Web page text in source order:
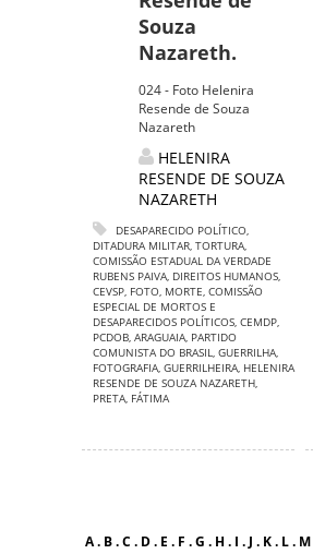
Souza
Nazareth.
024 - Foto Helenira
Resende de Souza
Nazareth
HELENIRA
RESENDE DE SOUZA
NAZARETH
DESAPARECIDO POLÍTICO,
DITADURA MILITAR, TORTURA,
COMISSÃO ESTADUAL DA VERDADE
RUBENS PAIVA, DIREITOS HUMANOS,
CEVSP, FOTO, MORTE, COMISSÃO
ESPECIAL DE MORTOS E
DESAPARECIDOS POLÍTICOS, CEMDP,
PCDOB, ARAGUAIA, PARTIDO
COMUNISTA DO BRASIL, GUERRILHA,
FOTOGRAFIA, GUERRILHEIRA, HELENIRA
RESENDE DE SOUZA NAZARETH,
PRETA, FÁTIMA
A. B.C . D. E . F .G . H. I . J . K. L. M